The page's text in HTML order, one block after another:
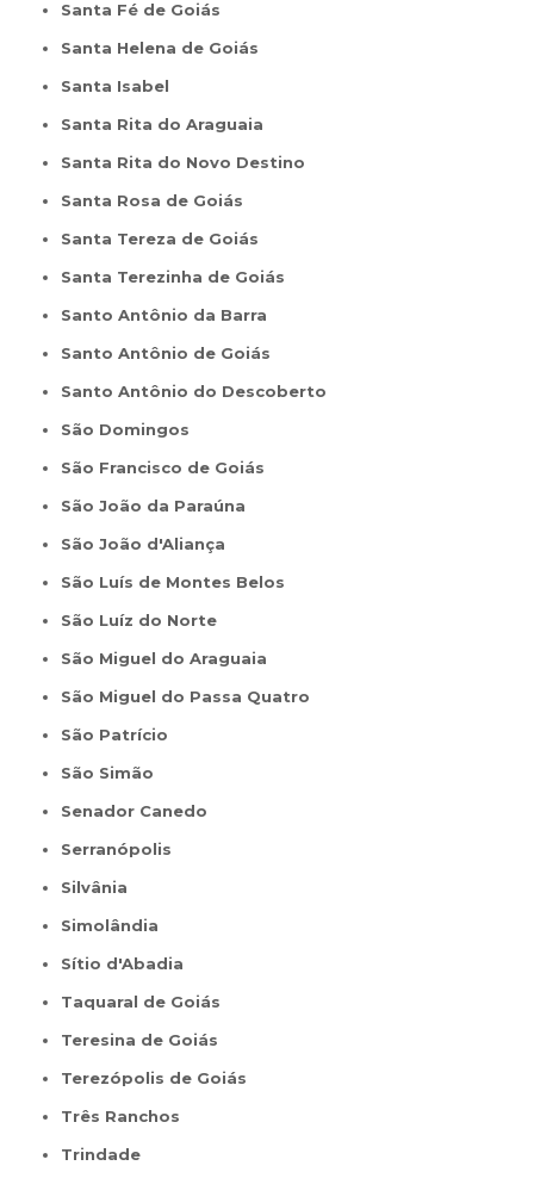
Santa Fé de Goiás
Santa Helena de Goiás
Santa Isabel
Santa Rita do Araguaia
Santa Rita do Novo Destino
Santa Rosa de Goiás
Santa Tereza de Goiás
Santa Terezinha de Goiás
Santo Antônio da Barra
Santo Antônio de Goiás
Santo Antônio do Descoberto
São Domingos
São Francisco de Goiás
São João da Paraúna
São João d'Aliança
São Luís de Montes Belos
São Luíz do Norte
São Miguel do Araguaia
São Miguel do Passa Quatro
São Patrício
São Simão
Senador Canedo
Serranópolis
Silvânia
Simolândia
Sítio d'Abadia
Taquaral de Goiás
Teresina de Goiás
Terezópolis de Goiás
Três Ranchos
Trindade